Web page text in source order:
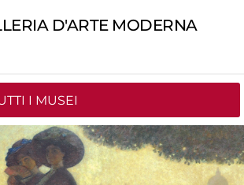
D'ARTE MODERNA
I MUSEI